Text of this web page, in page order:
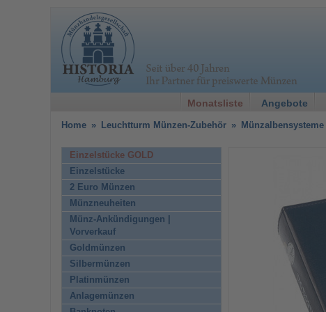
Monatsliste Angebote
Home » Leuchtturm Münzen-Zubehör » Münzalbensysteme
Einzelstücke GOLD
Einzelstücke
2 Euro Münzen
Münzneuheiten
Münz-Ankündigungen |
Vorverkauf
Goldmünzen
Silbermünzen
Platinmünzen
Anlagemünzen